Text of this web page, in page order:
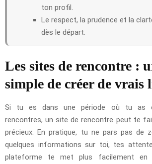
ton profil.
Le respect, la prudence et la
dès le départ.
Les sites de rencontre :
simple de créer de vrais
Si tu es dans une période où tu as
rencontres, un site de rencontre peut te
précieux. En pratique, tu ne pars pas de
quelques informations sur toi, tes
plateforme te met plus facilement en